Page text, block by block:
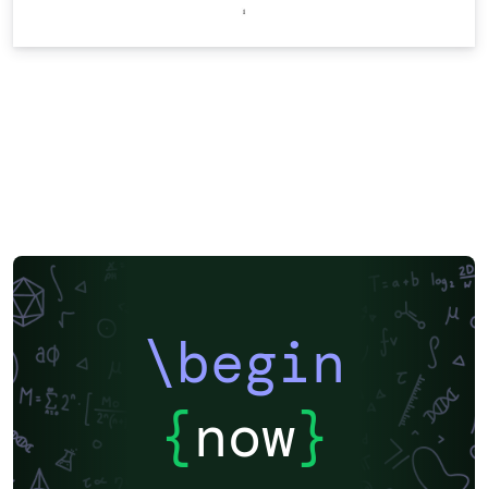
\begin
{now}